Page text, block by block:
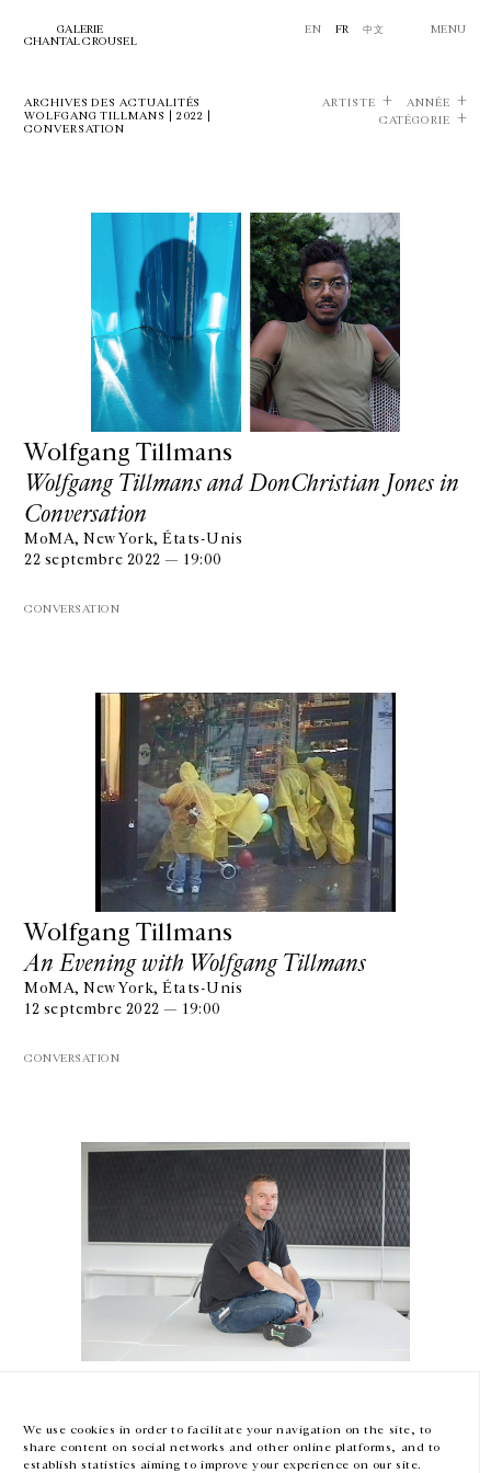
We use cookies in order to facilitate your navigation on the site, to
share content on social networks and other online platforms, and to
establish statistics aiming to improve your experience on our site.
GALERIE
CHANTAL CROUSEL
EN FR 中文 MENU
ARCHIVES DES ACTUALITÉS
WOLFGANG TILLMANS | 2022 |
CONVERSATION
ARTISTE
ANNÉE
CATÉGORIE
Wolfgang Tillmans
Wolfgang Tillmans and DonChristian Jones in
Conversation
MoMA, New York, États-Unis
22 septembre 2022 — 19:00
CONVERSATION
Wolfgang Tillmans
An Evening with Wolfgang Tillmans
MoMA, New York, États-Unis
12 septembre 2022 — 19:00
CONVERSATION
Centre Pompidou, Paris, France
23 juin 2022 — 19:00
HORAIRES D'OUVERTURE
EN FR 中文 Facebook Instagram